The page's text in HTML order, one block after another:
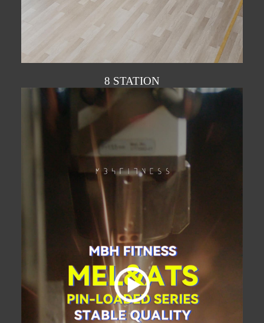
8 STATION